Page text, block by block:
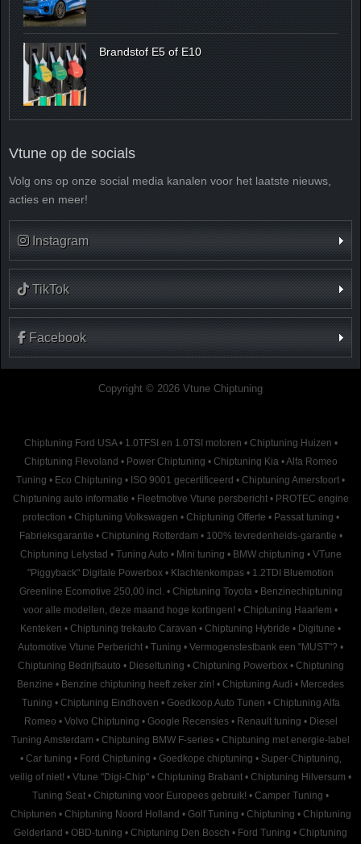
Brandstof E5 of E10
Vtune op de socials
Volg ons op onze social media kanalen voor het laatste nieuws,
acties en meer!
Instagram
TikTok
Facebook
Copyright © 2026 Vtune Chiptuning
Chiptuning Ford USA • 1.0TFSI en 1.0TSI motoren • Chiptuning Huizen •
Chiptuning Flevoland • Power Chiptuning • Chiptuning Kia •Alfa Romeo
Tuning • Eco Chiptuning • ISO 9001 gecertificeerd • Chiptuning Amersfoort •
Chiptuning auto informatie • Fleetmotive Vtune persbericht • PROTEC engine
protection • Chiptuning Volkswagen • Chiptuning Offerte • Passat tuning •
Fabrieksgarantie • Chiptuning Rotterdam • 100% tevredenheids-garantie •
Chiptuning Lelystad • Tuning Auto • Mini tuning • BMW chiptuning • VTune
"Piggyback" Digitale Powerbox • Klachtenkompas • 1.2TDI Bluemotion
Greenline Ecomotive 250,00 incl. • Chiptuning Toyota • Benzinechiptuning
voor alle modellen, deze maand hoge kortingen! • Chiptuning Haarlem •
Kenteken • Chiptuning trekauto Caravan • Chiptuning Hybride • Digitune •
Automotive Vtune Perbericht • Tuning • Vermogenstestbank een "MUST"? •
Chiptuning Bedrijfsauto • Dieseltuning • Chiptuning Powerbox • Chiptuning
Benzine • Benzine chiptuning heeft zeker zin! • Chiptuning Audi • Mercedes
Tuning • Chiptuning Eindhoven • Goedkoop Auto Tunen • Chiptuning Alfa
Romeo • Volvo Chiptuning • Google Recensies • Renault tuning • Diesel
Tuning Amsterdam • Chiptuning BMW F-series • Chiptuning met energie-label
• Car tuning • Ford Chiptuning • Goedkope chiptuning • Super-Chiptuning,
veilig of niet! • Vtune "Digi-Chip" • Chiptuning Brabant • Chiptuning Hilversum •
Tuning Seat • Chiptuning voor Europees gebruik! • Camper Tuning •
Chiptunen • Chiptuning Noord Holland • Golf Tuning • Chiptuning • Chiptuning
Gelderland • OBD-tuning • Chiptuning Den Bosch • Ford Tuning • Chiptuning